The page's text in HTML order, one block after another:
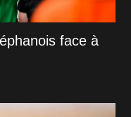
face à